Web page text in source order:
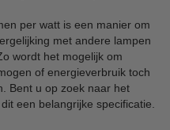
per watt is een manier om
met andere lampen
wordt het mogelijk om
of energieverbruik toch
Bent u op zoek naar het
een belangrijke specificatie.